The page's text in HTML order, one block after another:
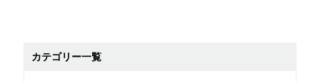
カテゴリー一覧